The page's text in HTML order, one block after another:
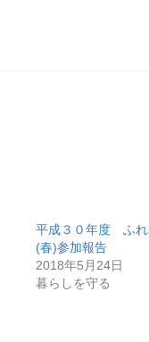
平成３０年度 ふれ
(春)参加報告
2018年5月24日
暮らしを守る